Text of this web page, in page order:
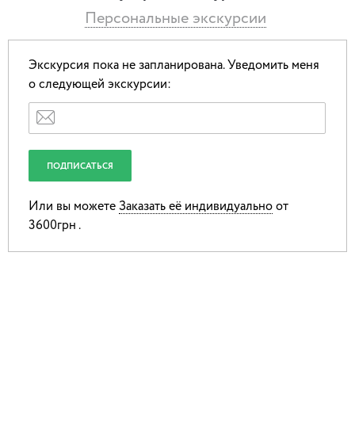
✔Как узнать среди жителей Киева настоящую ведьму, что
такое “Молот ведьм” и какие в Украине были отголоски
европейской Инквизиции?
✔Кто из известных киевлян прикоснулся к тайнам магов —
мольфаров и как это отразились на их жизненном пути?
людям нужно посещать места с отрицательной энергией?
✔Найдем следы колдунов- характерников, диковинных
драконов на улицах Киева, разведаем в чем заключалась их
Персональные экскурсии
Экскурсия пока не запланирована. Уведомить меня
о следующей экскурсии:
Или вы можете Заказать её индивидуально от
3600грн .